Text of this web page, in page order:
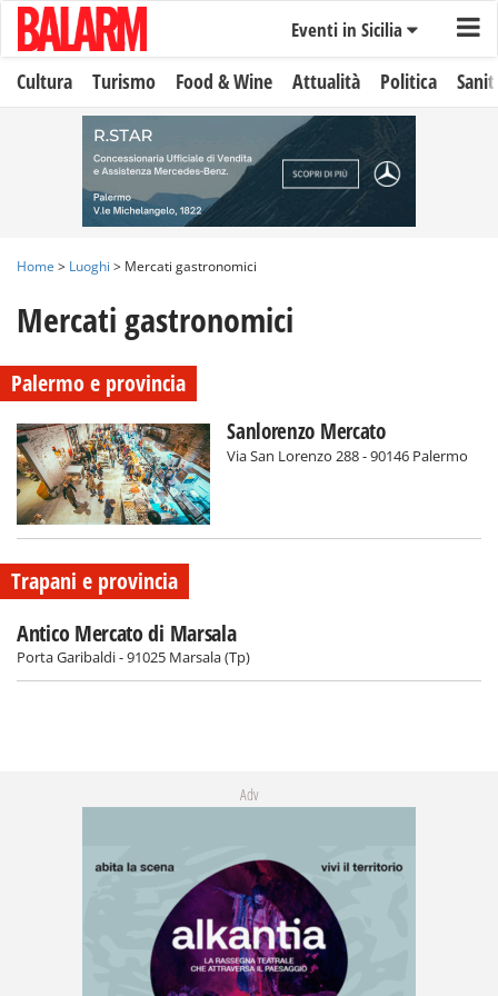
Eventi in Sicilia
Cultura Turismo Food & Wine Attualità Politica
Home > Luoghi > Mercati gastronomici
Mercati gastronomici
Palermo e provincia
Sanlorenzo Mercato
Via San Lorenzo 288 - 90146 Palermo
Trapani e provincia
Antico Mercato di Marsala
Porta Garibaldi - 91025 Marsala (Tp)
Adv